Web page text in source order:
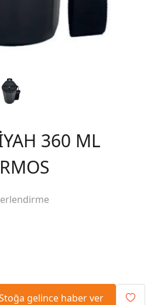
360 ML
gelince haber ver